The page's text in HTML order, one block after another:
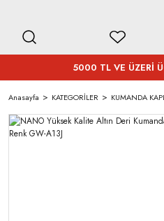
5000 TL VE ÜZERİ
Anasayfa KATEGORİLER KUMANDA